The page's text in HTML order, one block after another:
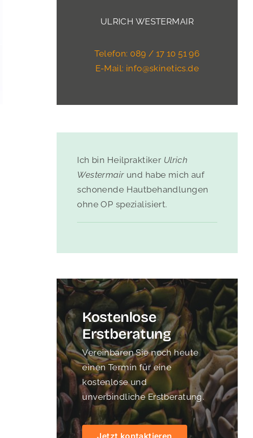
ULRICH WESTERMAIR
Telefon: 089 / 17 10 51 96
E-Mail: info@skinetics.de
Ich bin Heilpraktiker Ulrich
Westermairund habe mich auf
schonende Hautbehandlungen
ohne OP spezialisiert.
Kostenlose
Erstberatung
Vereinbaren Sie noch heute
einen Termin für eine
kostenlose und
unverbindliche Erstberatung.
Jetzt kontaktieren